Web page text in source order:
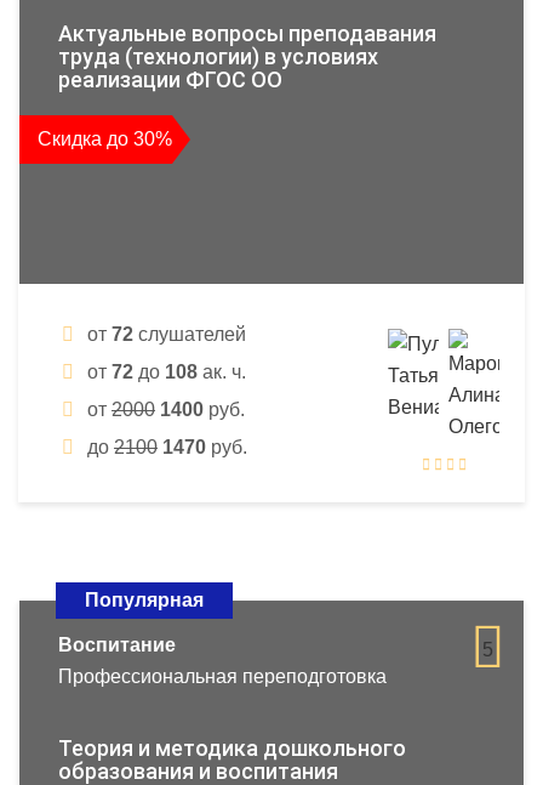
Актуальные вопросы преподавания
труда (технологии) в условиях
реализации ФГОС ОО
Скидка до 30%
от 72 слушателей
от 72 до 108 ак. ч.
от 2000 1400 руб.
до 2100 1470 руб.
Популярная
5
Воспитание
Профессиональная переподготовка
Теория и методика дошкольного
образования и воспитания